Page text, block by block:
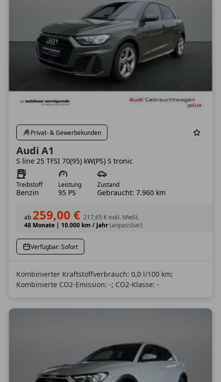
Privat- & Gewerbekunden
Audi A1
S line 25 TFSI 70(95) kW(PS) S tronic
Treibstoff
Benzin
Leistung
95 PS
Zustand
Gebraucht: 7.960 km
ab 259,00 € 217,65 €exkl. MwSt.
48 Monate | 10.000 km / Jahr(anpassbar)
Verfügbar: Sofort
Kombinierter Kraftstoffverbrauch: 0,0 l/100 km;
Kombinierte CO2-Emission: -; CO2-Klasse: -